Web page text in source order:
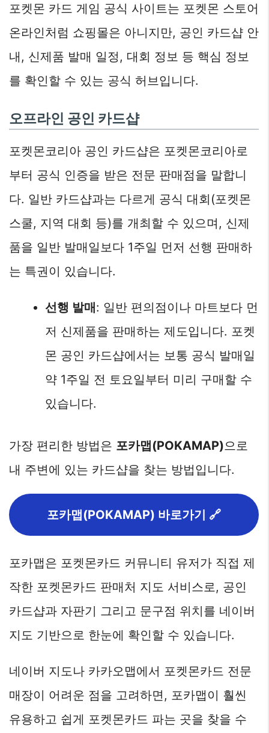
포켓몬 카드 게임 공식 사이트는 포켓몬 스토어
온라인처럼 쇼핑몰은 아니지만, 공인 카드샵 안
내, 신제품 발매 일정, 대회 정보 등 핵심 정보
를 확인할 수 있는 공식 허브입니다.
오프라인 공인 카드샵
포켓몬코리아 공인 카드샵은 포켓몬코리아로
부터 공식 인증을 받은 전문 판매점을 말합니
다. 일반 카드샵과는 다르게 공식 대회(포켓몬
스쿨, 지역 대회 등)를 개최할 수 있으며, 신제
품을 일반 발매일보다 1주일 먼저 선행 판매하
는 특권이 있습니다.
선행 발매: 일반 편의점이나 마트보다 먼
저 신제품을 판매하는 제도입니다. 포켓
몬 공인 카드샵에서는 보통 공식 발매일
약 1주일 전 토요일부터 미리 구매할 수
있습니다.
가장 편리한 방법은 포카맵(POKAMAP)으로
내 주변에 있는 카드샵을 찾는 방법입니다.
포카맵(POKAMAP) 바로가기 🔗
포카맵은 포켓몬카드 커뮤니티 유저가 직접 제
작한 포켓몬카드 판매처 지도 서비스로, 공인
카드샵과 자판기 그리고 문구점 위치를 네이버
지도 기반으로 한눈에 확인할 수 있습니다.
네이버 지도나 카카오맵에서 포켓몬카드 전문
매장이 어려운 점을 고려하면, 포카맵이 훨씬
유용하고 쉽게 포켓몬카드 파는 곳을 찾을 수